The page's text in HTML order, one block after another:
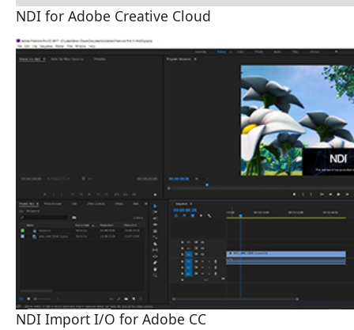
NDI for Adobe Creative Cloud
NDI Import I/O for Adobe CC